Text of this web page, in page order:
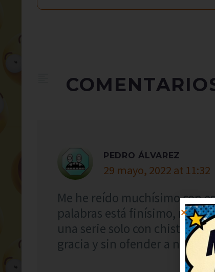
PEDRO ÁLVAREZ
29 mayo, 2022 at 11:32
Me he reído muchísimo con
palabras está finísimo, me
una serie solo con chistes
gracia y sin ofender a nadie.